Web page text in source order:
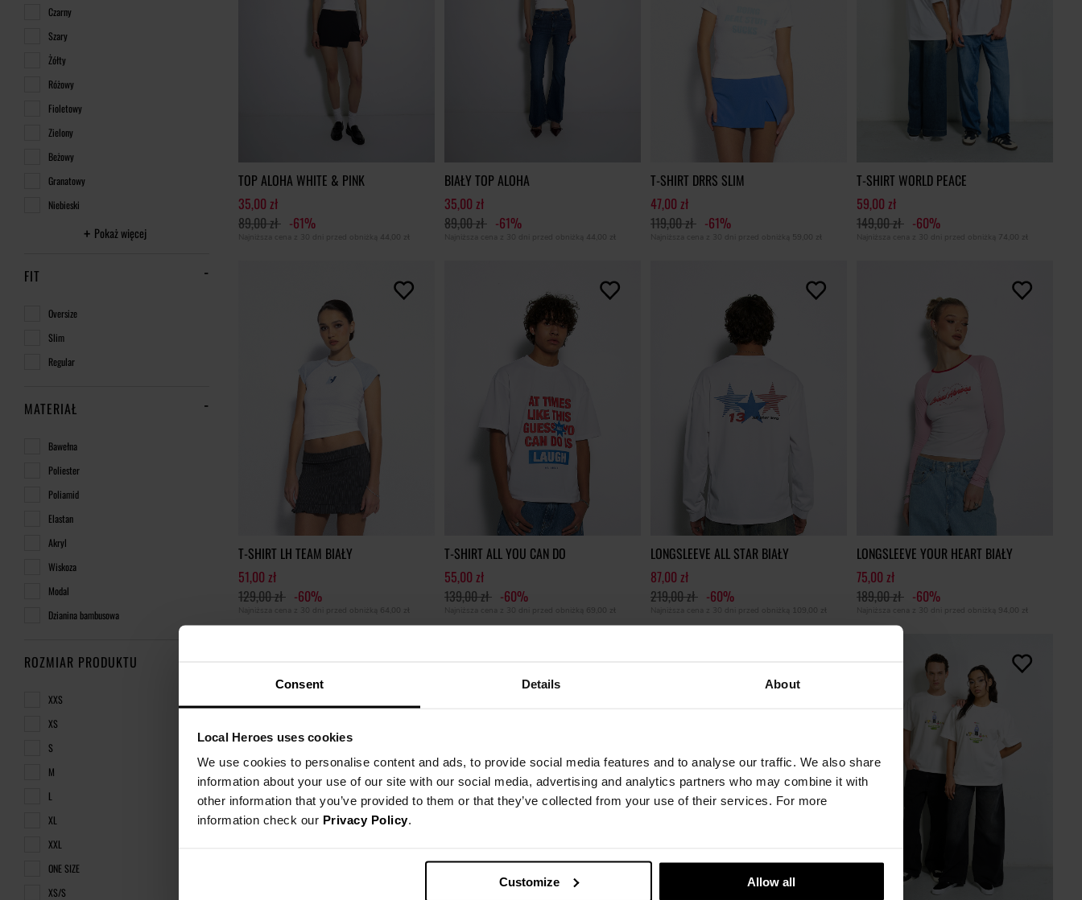
Consent Details About
Local Heroes uses cookies
We use cookies to personalise content and ads, to provide social media features and to analyse our traffic. We also share
information about your use of our site with our social media, advertising and analytics partners who may combine it with
other information that you’ve provided to them or that they’ve collected from your use of their services. For more
information check our Privacy Policy.
Customize Allow all
Czarny
Szary
Żółty
Różowy
Fioletowy
Zielony
Beżowy
Granatowy
Niebieski
Pokaż więcej
FIT
Oversize
Slim
Regular
MATERIAŁ
Bawełna
Poliester
Poliamid
Elastan
Akryl
Wiskoza
Modal
Dzianina bambusowa
ROZMIAR PRODUKTU
XXS
XS
S
M
L
XL
XXL
ONE SIZE
XS/S
TOP ALOHA WHITE & PINK
35,00 zł
89,00 zł -61%
Najniższa cena z 30 dni przed obniżką 44,00 zł
BIAŁY TOP ALOHA
35,00 zł
89,00 zł -61%
Najniższa cena z 30 dni przed obniżką 44,00 zł
T-SHIRT DRRS SLIM
47,00 zł
119,00 zł -61%
Najniższa cena z 30 dni przed obniżką 59,00 zł
T-SHIRT WORLD PEACE
59,00 zł
149,00 zł -60%
Najniższa cena z 30 dni przed obniżką 74,00 zł
T-SHIRT LH TEAM BIAŁY
51,00 zł
129,00 zł -60%
Najniższa cena z 30 dni przed obniżką 64,00 zł
T-SHIRT ALL YOU CAN DO
55,00 zł
139,00 zł -60%
Najniższa cena z 30 dni przed obniżką 69,00 zł
LONGSLEEVE ALL STAR BIAŁY
87,00 zł
219,00 zł -60%
Najniższa cena z 30 dni przed obniżką 109,00 zł
LONGSLEEVE YOUR HEART BIAŁY
75,00 zł
189,00 zł -60%
Najniższa cena z 30 dni przed obniżką 94,00 zł
SOLD OUT